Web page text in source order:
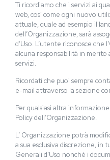
Ti ricordiamo che i servizi ai
web, così come ogni nuovo
attuale, quale ad esempio il
dell’Organizzazione, sarà
d’Uso. L’utente riconosce che
alcuna responsabilità in merito
servizi.
Ricordati che puoi sempre
e-mail attraverso la sezione
Per qualsiasi altra
Policy dell’Organizzazione.
L’ Organizzazione potrà
a sua esclusiva discrezione,
Generali d’Uso nonché i